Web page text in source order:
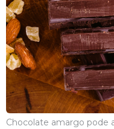
Chocolate amargo pode